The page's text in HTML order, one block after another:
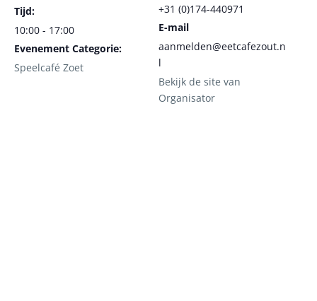
Tijd:
10:00 - 17:00
Evenement Categorie:
Speelcafé Zoet
+31 (0)174-440971
E-mail
aanmelden@eetcafezout.n
l
Bekijk de site van
Organisator